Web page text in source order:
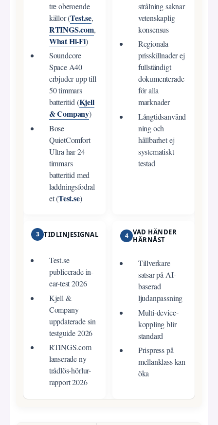
tre oberoende
källor (Test.se,
RTINGS.com,
What Hi-Fi)
Soundcore
Space A40
erbjuder upp till
50 timmars
batteritid (Kjell
& Company)
Bose
QuietComfort
Ultra har 24
timmars
batteritid med
laddningsfodral
et (Test.se)
strålning saknar
vetenskaplig
konsensus
Regionala
prisskillnader ej
fullständigt
dokumenterade
för alla
marknader
Långtidsanvänd
ning och
hållbarhet ej
systematiskt
testad
3 TIDLINJESIGNAL
Test.se
publicerade in-
ear-test 2026
Kjell &
Company
uppdaterade sin
testguide 2026
RTINGS.com
lanserade ny
trådlös-hörlur-
rapport 2026
4 VAD HÄNDER
HÄRNÄST
Tillverkare
satsar på AI-
baserad
ljudanpassning
Multi-device-
koppling blir
standard
Prispress på
mellanklass kan
öka